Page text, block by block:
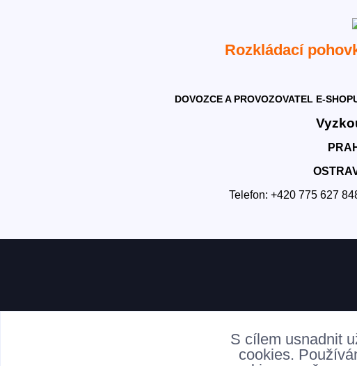
Rozkládací
DOVOZCE A PROVOZOVATEL E-
Telefon: +420 775 627
S cílem usnadnit
cookies.